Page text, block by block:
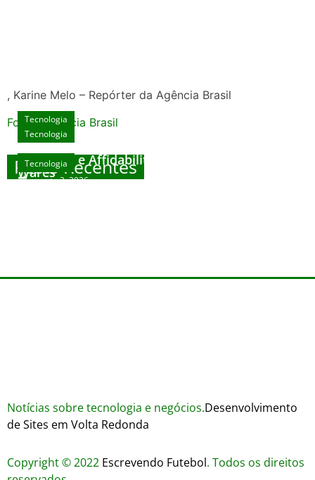
, Karine Melo – Repórter da Agência Brasil
Fonte: Agencia Brasil
Posts Recentes
Tecnologia
Unlock Exclusive Rewards at The Big Dog
House
agosto 3, 2026
Tecnologia
Sicurezza e Affidabilità di Mr Nulls Wicked
Wares
Tecnologia
Tecnologia
Notícias sobre tecnologia e negócios.Desenvolvimento
de Sites em Volta Redonda
Copyright © 2022 Escrevendo Futebol. Todos os direitos